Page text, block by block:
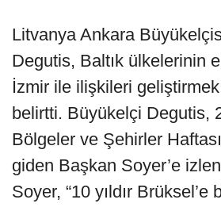
Litvanya Ankara
Degutis, Baltık ülkelerinin
İzmir ile ilişkileri
belirtti. Büyükelçi Degutis,
Bölgeler ve Şehirler
giden Başkan Soyer’e
Soyer, “10 yıldır Brüksel’e